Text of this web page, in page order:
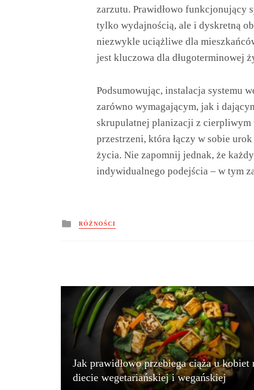
zarzutu. Prawidłowo funkcjonujący
tylko wydajnością, ale i dyskretną
niezwykle uciążliwe dla
jest kluczowa dla długoterminowej
Podsumowując, instalacja systemu
zarówno wymagającym, jak i
skrupulatnej planizacji z cierpliwym
przestrzeni, która łączy w sobie
życia. Nie zapomnij jednak, że
indywidualnego podejścia – w tym
Posted
in
RÓŻNOŚCI
Jak prawidłowo przebiega ciąża u kobiet
diecie wegetariańskiej i wegańskiej